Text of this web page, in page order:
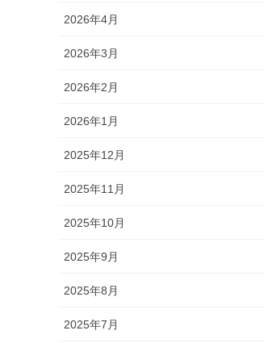
2026年4月
2026年3月
2026年2月
2026年1月
2025年12月
2025年11月
2025年10月
2025年9月
2025年8月
2025年7月